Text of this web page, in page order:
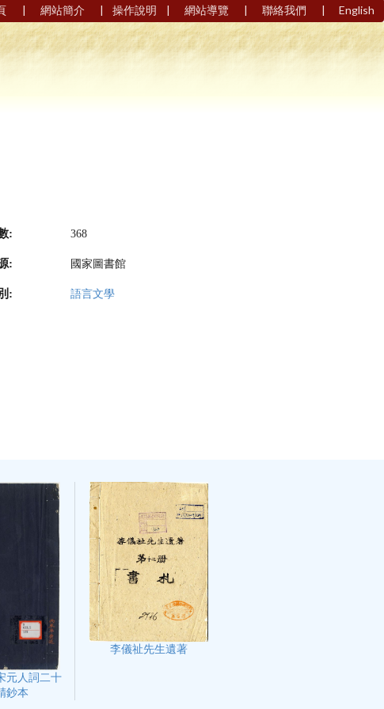
| 網站簡介 | 操作說明 | 網站導覽 | 聯絡我們 | English
: 368
: 國家圖書館
: 語言文學
元人詞二十
鈔本
李儀祉先生遺著